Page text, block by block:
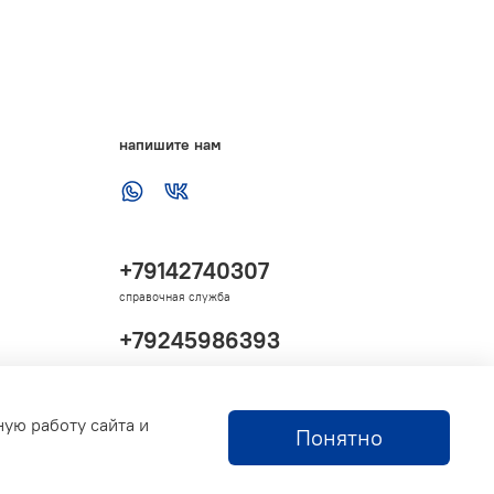
напишите нам
+79142740307
справочная служба
+79245986393
работу сайта и Понятно